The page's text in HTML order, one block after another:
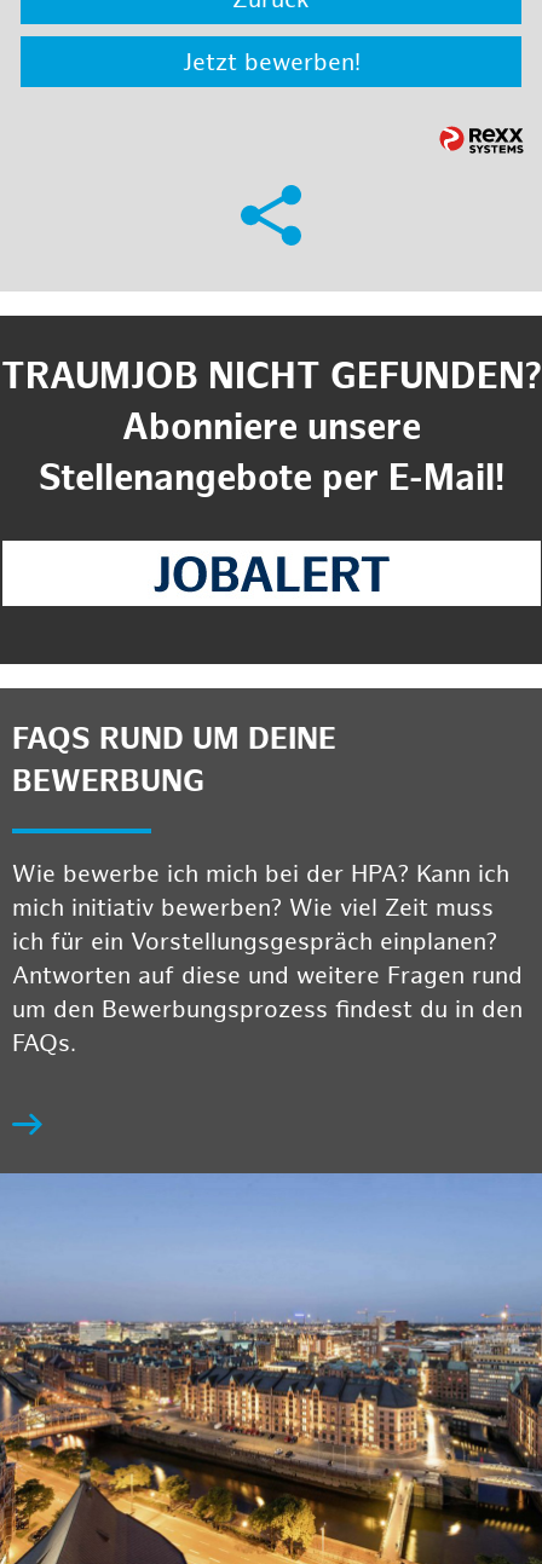
Jetzt bewerben!
TRAUMJOB NICHT GEFUNDEN?
Abonniere unsere
Stellenangebote per E-Mail!
FAQS RUND UM DEINE
BEWERBUNG
Wie bewerbe ich mich bei der HPA? Kann ich
mich initiativ bewerben? Wie viel Zeit muss
ich für ein Vorstellungsgespräch einplanen?
Antworten auf diese und weitere Fragen rund
um den Bewerbungsprozess findest du in den
FAQs.